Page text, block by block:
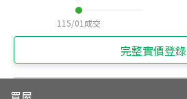
115/01 成交
完整實價登錄